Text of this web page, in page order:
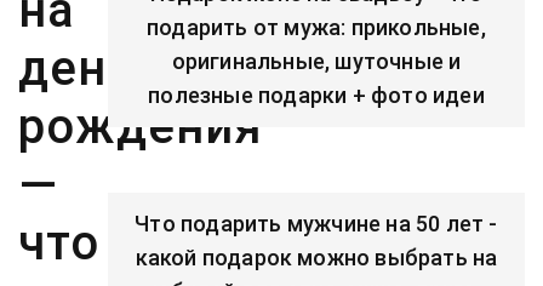
день
рождения
—
что
подарить от мужа: прикольные,
оригинальные, шуточные и
полезные подарки + фото идеи
Что подарить мужчине на 50 лет -
какой подарок можно выбрать на